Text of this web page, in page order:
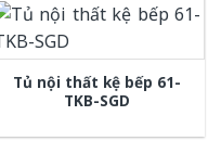
Tủ nội thất kệ bếp 61-
TKB-SGD